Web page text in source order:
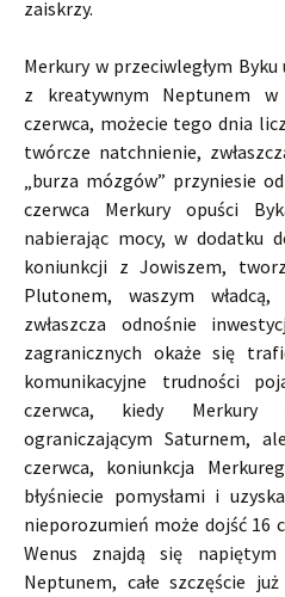
zaiskrzy.
Merkury w przeciwległym
z kreatywnym Neptunem
czerwca, możecie tego dnia
twórcze natchnienie,
„burza mózgów” przyniesie
czerwca Merkury opuści
nabierając mocy, w dodatku
koniunkcji z Jowiszem,
Plutonem, waszym
zwłaszcza odnośnie
zagranicznych okaże się
komunikacyjne trudności
czerwca, kiedy Merkury
ograniczającym Saturnem,
czerwca, koniunkcja
błyśniecie pomysłami i
nieporozumień może dojść 16
Wenus znajdą się
Neptunem, całe szczęście